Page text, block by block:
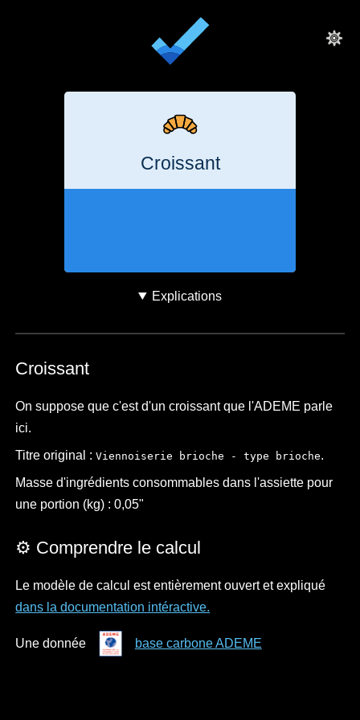
Croissant
Explications
Croissant
On suppose que c'est d'un croissant que l'ADEME parle
ici.
Titre original :Viennoiserie brioche - type brioche.
Masse d'ingrédients consommables dans l'assiette pour
une portion (kg) : 0,05"
⚙️ Comprendre le calcul
Le modèle de calcul est entièrement ouvert et expliqué
dans la documentation intéractive.
Une donnée base carbone ADEME